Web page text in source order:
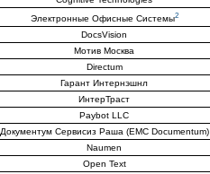
Электронные Офисные Системы2
DocsVision
Мотив Москва
Directum
Гарант Интернэшнл
ИнтерТраст
Paybot LLC
Документум Сервисиз Раша (EMC Documentum)
Naumen
Open Text